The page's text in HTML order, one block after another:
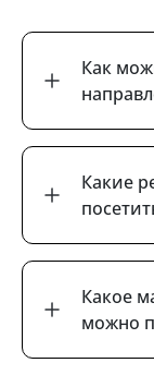
Как
Какие
Какое
можно